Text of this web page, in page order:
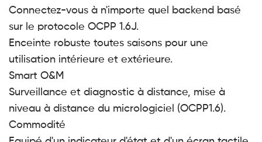
Connectez-vous à n'importe quel backend basé
sur le protocole OCPP 1.6J.
Enceinte robuste toutes saisons pour une
utilisation intérieure et extérieure.
Smart O&M
Surveillance et diagnostic à distance, mise à
niveau à distance du micrologiciel (OCPP1.6).
Commodité